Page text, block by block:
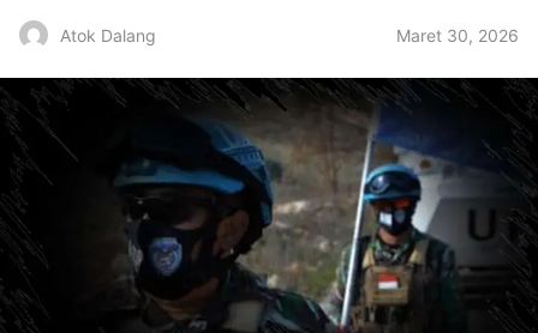
Atok Dalang Maret 30, 2026